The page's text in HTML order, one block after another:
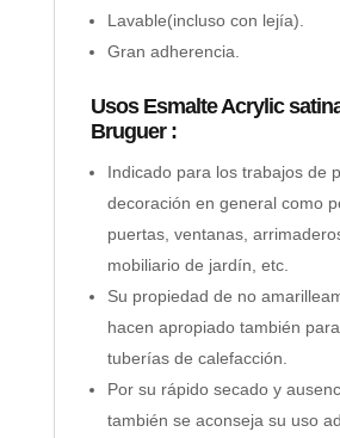
Lavable(incluso con lejía).
Gran adherencia.
Usos Esmalte Acrylic
Bruguer :
Indicado para los trabajos de
decoración en general como
puertas, ventanas,
mobiliario de jardín, etc.
Su propiedad de no
hacen apropiado también
tuberías de calefacción.
Por su rápido secado y
también se aconseja su uso